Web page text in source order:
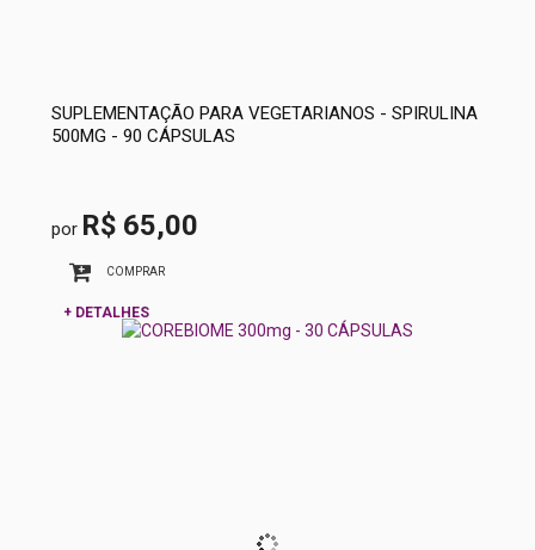
SUPLEMENTAÇÃO PARA VEGETARIANOS - SPIRULINA
500MG - 90 CÁPSULAS
por R$ 65,00
COMPRAR
+ DETALHES